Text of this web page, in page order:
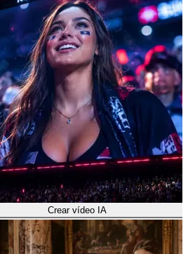
Crear vídeo IA